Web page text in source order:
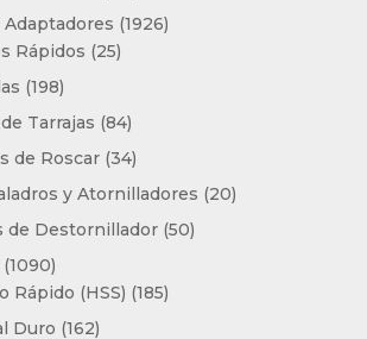
productos
19261926
Rápidos 2525
198198
productos
Tarrajas 8484
productos
de Roscar 3434
productos
y Atornilladores 2020
de Destornillador 5050
10901090
productos
Rápido (HSS) 185185
Duro 162162